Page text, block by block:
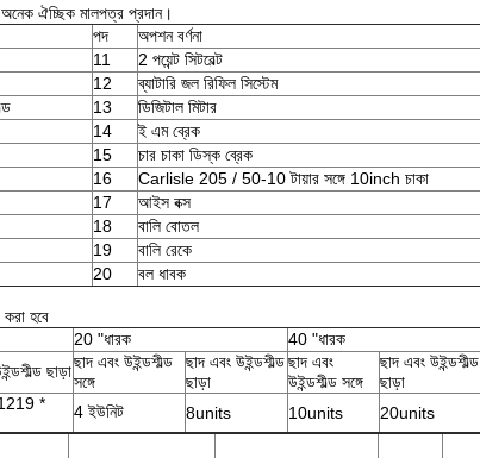
ঐচ্ছিক মালপত্র প্রদান।
পদ
অপশন বর্ণনা
11
2 পয়েন্ট সিটবেল্ট
12
ব্যাটারি জল রিফিল সিস্টেম
13
ডিজিটাল মিটার
14
ই এম ব্রেক
15
চার চাকা ডিস্ক ব্রেক
16
Carlisle 205 / 50-10 টায়ার সঙ্গে 10inch চাকা
17
আইস বক্স
18
বালি বোতল
19
বালি রেকে
20
বল ধাবক
করা হবে
20 "ধারক 40 "ধারক
ছাড়াছাদ এবং উইন্ডশীল্ড
সঙ্গে
ছাদ এবং উইন্ডশীল্ড
ছাড়া
ছাদ এবং
উইন্ডশীল্ড সঙ্গে
ছাদ এবং উইন্ডশীল্ড
ছাড়া
*
4 ইউনিট 8units 10units
20units